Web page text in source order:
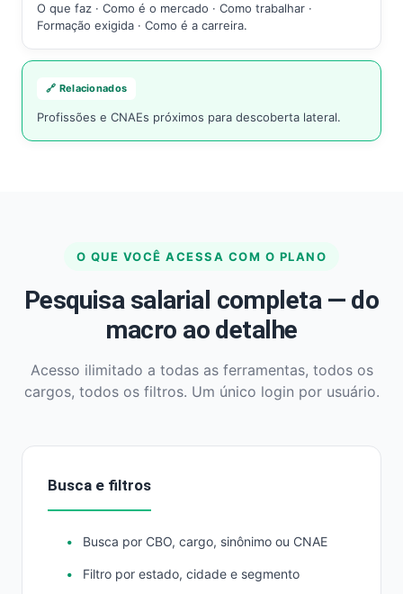
O que faz · Como é o mercado · Como trabalhar ·
Formação exigida · Como é a carreira.
🔗 Relacionados
Profissões e CNAEs próximos para descoberta lateral.
O QUE VOCÊ ACESSA COM O PLANO
Pesquisa salarial completa — do
macro ao detalhe
Acesso ilimitado a todas as ferramentas, todos os
cargos, todos os filtros. Um único login por usuário.
Busca e filtros
Busca por CBO, cargo, sinônimo ou CNAE
Filtro por estado, cidade e segmento